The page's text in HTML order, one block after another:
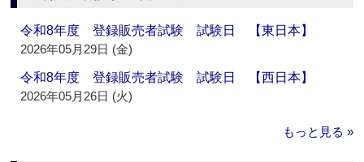
令和8年度 登録販売者試験 試験日 【東日本】
2026年05月29日 (金)
令和8年度 登録販売者試験 試験日 【西日本】
2026年05月26日 (火)
もっと見る »